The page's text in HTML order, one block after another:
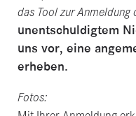
das Tool zur Anmeldung
unentschuldigtem
uns vor, eine
erheben.
Fotos: